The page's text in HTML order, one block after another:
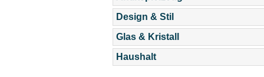
Design & Stil
Glas & Kristall
Haushalt